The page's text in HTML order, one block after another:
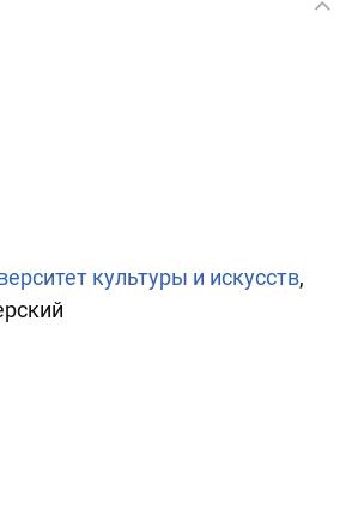
культуры и искусств,